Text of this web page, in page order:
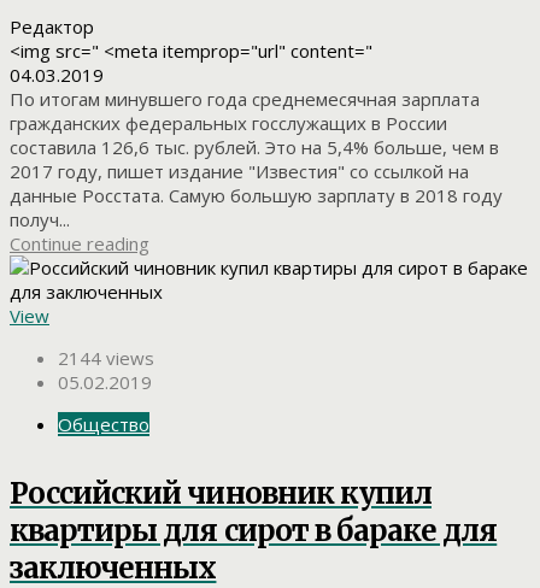
Редактор
<img src=" <meta itemprop="url" content="
04.03.2019
По итогам минувшего года среднемесячная зарплата
гражданских федеральных госслужащих в России
составила 126,6 тыс. рублей. Это на 5,4% больше, чем в
2017 году, пишет издание "Известия" со ссылкой на
данные Росстата. Самую большую зарплату в 2018 году
получ...
Continue reading
View
2144 views
05.02.2019
Общество
Российский чиновник купил
квартиры для сирот в бараке для
заключенных